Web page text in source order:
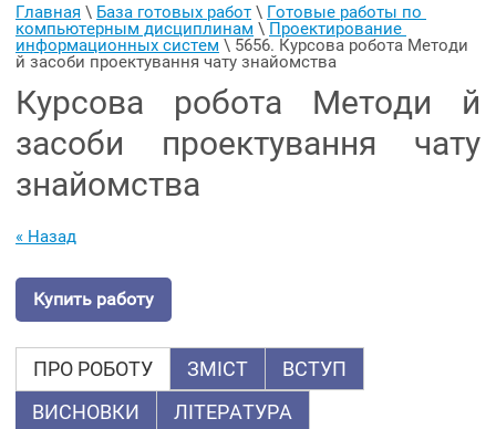
Главная \ База готовых работ \ Готовые работы по
компьютерным дисциплинам \ Проектирование
информационных систем \ 5656. Курсова робота Методи
й засоби проектування чату знайомства
Курсова робота Методи й
засоби проектування чату
знайомства
« Назад
Купить работу
ПРО РОБОТУ ЗМІСТ
ВСТУП
ВИСНОВКИ
ЛІТЕРАТУРА